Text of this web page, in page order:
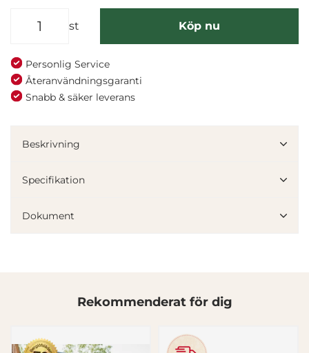
Denna webbplats använder cookies
och annonserna till användarna, tillhandahålla funktioner
vidarebefordrar även sådana identifierare och annan
Inställningar
st Köp nu
Personlig Service
Återanvändningsgaranti
Snabb & säker leverans
Beskrivning
Specifikation
Dokument
Rekommenderat för dig